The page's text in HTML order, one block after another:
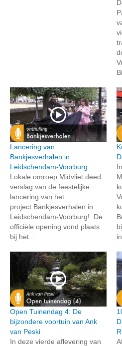
Lancering van
Bankjesverhalen in
Leidschendam-Voorburg
Lokale omroep Midvliet deed
verslag van de feestelijke
lancering van het
project Bankjesverhalen in
Leidschendam-Voorburg! De
officiële opening vond plaats
bij het...
Open Tuinendag 4: De
bijzondere voortuin van Ank
van Peski
In deze vierde aflevering van